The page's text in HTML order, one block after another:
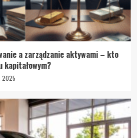
a zarządzanie aktywami – kto
kapitałowym?
2025